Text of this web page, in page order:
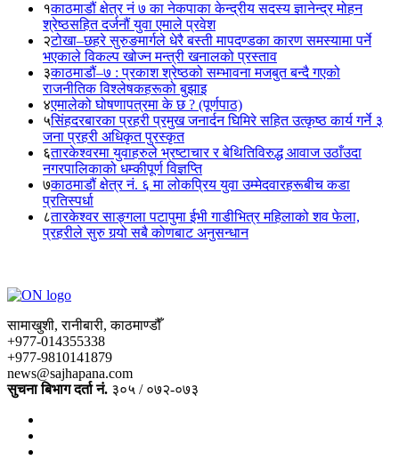
१काठमाडौं क्षेत्र नं ७ का नेकपाका केन्द्रीय सदस्य ज्ञानेन्द्र मोहन
श्रेष्ठसहित दर्जनौं युवा एमाले प्रवेश
२टोखा–छहरे सुरुङमार्गले धेरै बस्ती मापदण्डका कारण समस्यामा पर्ने
भएकाले विकल्प खोज्न मन्त्री खनालको प्रस्ताव
३काठमाडौं–७ : प्रकाश श्रेष्ठको सम्भावना मजबुत बन्दै गएको
राजनीतिक विश्लेषकहरूको बुझाइ
४एमालेको घोषणापत्रमा के छ ? (पूर्णपाठ)
५सिंहदरबारका प्रहरी प्रमुख जनार्दन घिमिरे सहित उत्कृष्ठ कार्य गर्ने ३
जना प्रहरी अधिकृत पुरस्कृत
६तारकेश्वरमा युवाहरुले भ्रष्टाचार र बेथितिविरुद्ध आवाज उठाँउदा
नगरपालिकाको धम्कीपूर्ण विज्ञप्ति
७काठमाडौं क्षेत्र नं. ६ मा लोकप्रिय युवा उम्मेदवारहरूबीच कडा
प्रतिस्पर्धा
८तारकेश्वर साङ्गला पटापुमा ईभी गाडीभित्र महिलाको शव फेला,
प्रहरीले सुरु गर्‍यो सबै कोणबाट अनुसन्धान
सामाखुशी, रानीबारी, काठमाण्डौँ
+977-014355338
+977-9810141879
news@sajhapana.com
सुचना बिभाग दर्ता नं. ३०५ / ०७२-०७३